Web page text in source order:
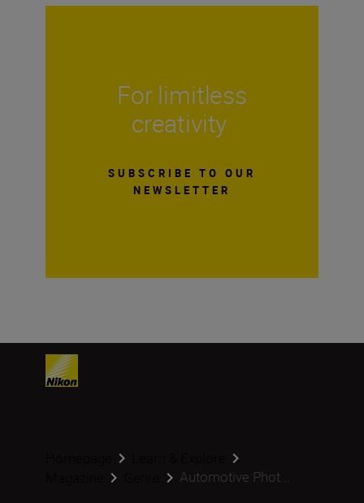
For limitless
creativity
SUBSCRIBE TO OUR
NEWSLETTER
Automotive Phot...